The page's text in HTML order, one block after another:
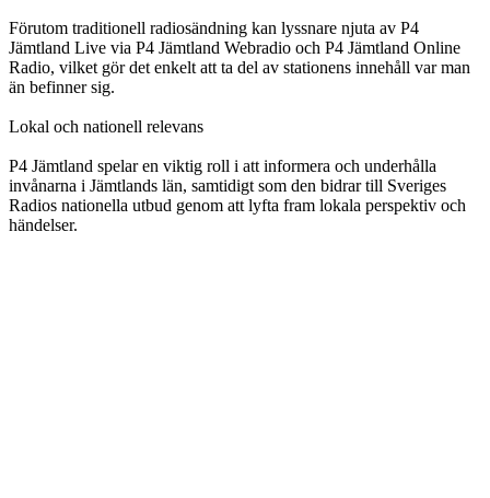
Förutom traditionell radiosändning kan lyssnare njuta av P4
Jämtland Live via P4 Jämtland Webradio och P4 Jämtland Online
Radio, vilket gör det enkelt att ta del av stationens innehåll var man
än befinner sig.
Lokal och nationell relevans
P4 Jämtland spelar en viktig roll i att informera och underhålla
invånarna i Jämtlands län, samtidigt som den bidrar till Sveriges
Radios nationella utbud genom att lyfta fram lokala perspektiv och
händelser.